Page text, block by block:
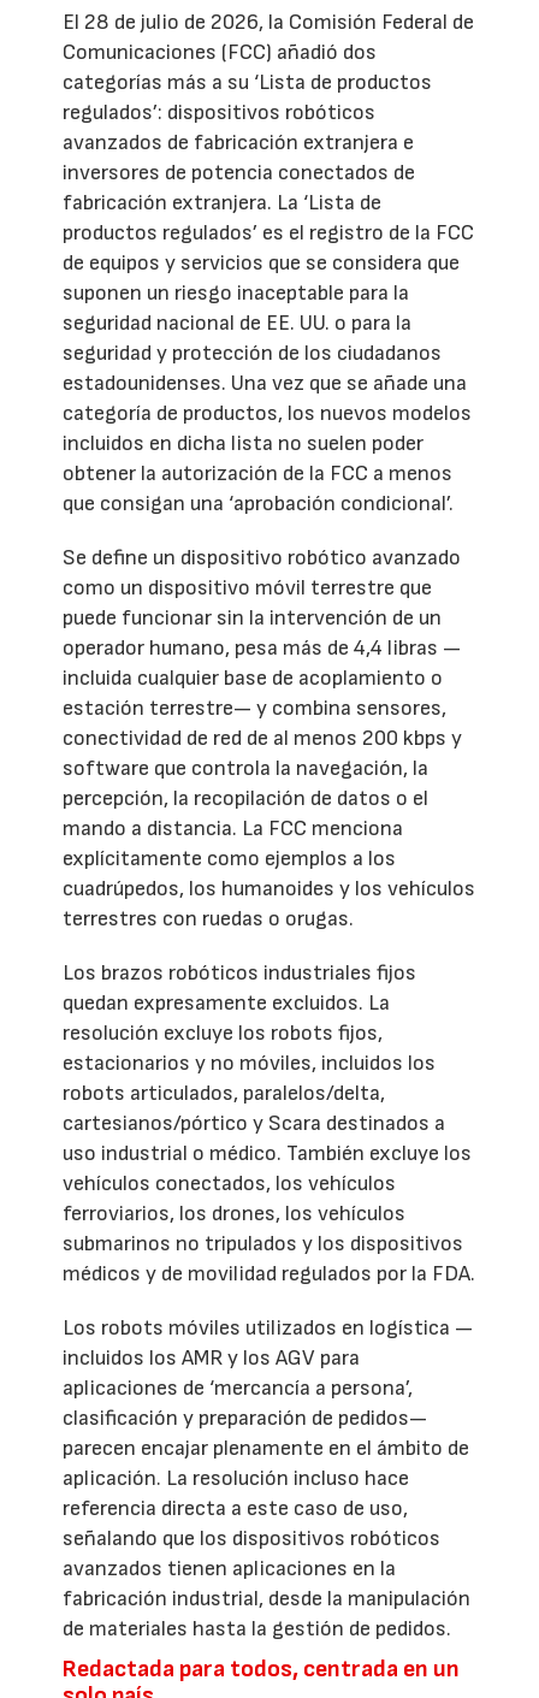
El 28 de julio de 2026, la Comisión Federal de
Comunicaciones (FCC) añadió dos
categorías más a su ‘Lista de productos
regulados’: dispositivos robóticos
avanzados de fabricación extranjera e
inversores de potencia conectados de
fabricación extranjera. La ‘Lista de
productos regulados’ es el registro de la FCC
de equipos y servicios que se considera que
suponen un riesgo inaceptable para la
seguridad nacional de EE. UU. o para la
seguridad y protección de los ciudadanos
estadounidenses. Una vez que se añade una
categoría de productos, los nuevos modelos
incluidos en dicha lista no suelen poder
obtener la autorización de la FCC a menos
que consigan una ‘aprobación condicional’.
Se define un dispositivo robótico avanzado
como un dispositivo móvil terrestre que
puede funcionar sin la intervención de un
operador humano, pesa más de 4,4 libras —
incluida cualquier base de acoplamiento o
estación terrestre— y combina sensores,
conectividad de red de al menos 200 kbps y
software que controla la navegación, la
percepción, la recopilación de datos o el
mando a distancia. La FCC menciona
explícitamente como ejemplos a los
cuadrúpedos, los humanoides y los vehículos
terrestres con ruedas o orugas.
Los brazos robóticos industriales fijos
quedan expresamente excluidos. La
resolución excluye los robots fijos,
estacionarios y no móviles, incluidos los
robots articulados, paralelos/delta,
cartesianos/pórtico y Scara destinados a
uso industrial o médico. También excluye los
vehículos conectados, los vehículos
ferroviarios, los drones, los vehículos
submarinos no tripulados y los dispositivos
médicos y de movilidad regulados por la FDA.
Los robots móviles utilizados en logística —
incluidos los AMR y los AGV para
aplicaciones de ‘mercancía a persona’,
clasificación y preparación de pedidos—
parecen encajar plenamente en el ámbito de
aplicación. La resolución incluso hace
referencia directa a este caso de uso,
señalando que los dispositivos robóticos
avanzados tienen aplicaciones en la
fabricación industrial, desde la manipulación
de materiales hasta la gestión de pedidos.
Redactada para todos, centrada en un